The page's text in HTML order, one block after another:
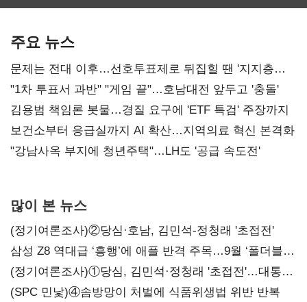
주요 뉴스
문제는 전대 이후…선호투표제로 뒤집힐 땐 '지지층
불복'
"1차 투표서 과반" "게임 끝"…호남대전 앞두고 '충돌'
김용범 책임론 봇물…경질 요구에 'ETF 특검' 주장까지
보건소부터 응급실까지 AI 확산…지역의료 혁신 본격화
"강남사옥 부지에 청년주택"…LH도 '공급 속도전'
많이 본 뉴스
(정기여론조사)②당심·호남, 김민석-정청래 '초접전'
삼성 Z8 역대급 ‘흥행’에 애플 반격 주목…9월 ‘폴더블
대전’
(정기여론조사)①당심, 김민석·정청래 '초접전'…대통령
지지도 '50% 아래로'(종합)
(SPC 민낯)④솜방망이 처벌에 식품위생법 위반 반복